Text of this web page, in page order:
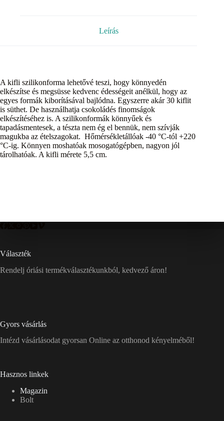
Leírás
A kifli szilikonforma lehetővé teszi, hogy könnyedén
elkészítse és megsüsse kedvenc édességeit anélkül, hogy az
egyes formák kiborításával bajlódna. Egyszerre akár 30 kiflit
is süthet. De használhatja csokoládés finomságok
elkészítéséhez is. A szilikonformák könnyűek és
tapadásmentesek, a tészta nem ég el bennük, nem szívják
magukba az ételszagokat. Hőmérsékletállóak -40 °C-tól +220
°C-ig. Könnyen moshatóak mosogatógépben, nagyon jól
tárolhatóak. A kifli mérete 5,5 cm.
Választék
Rendelj óriási termékválasztékunkból, kedvező áron!
Gyors vásárlás
Intézd vásárlásodat gyorsan Online az otthonod kényelméből!
Hasznos linkek
Magazin
Bolt